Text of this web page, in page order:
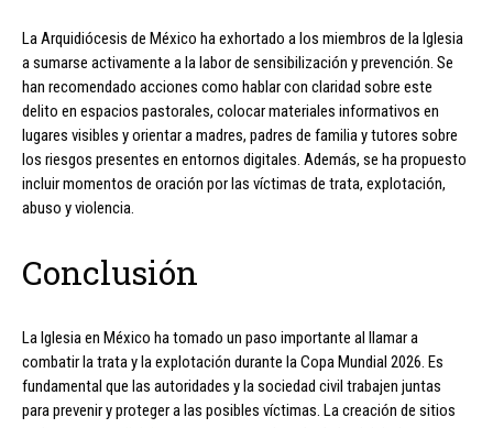
La Arquidiócesis de México ha exhortado a los miembros de la Iglesia
a sumarse activamente a la labor de sensibilización y prevención. Se
han recomendado acciones como hablar con claridad sobre este
delito en espacios pastorales, colocar materiales informativos en
lugares visibles y orientar a madres, padres de familia y tutores sobre
los riesgos presentes en entornos digitales. Además, se ha propuesto
incluir momentos de oración por las víctimas de trata, explotación,
abuso y violencia.
Conclusión
La Iglesia en México ha tomado un paso importante al llamar a
combatir la trata y la explotación durante la Copa Mundial 2026. Es
fundamental que las autoridades y la sociedad civil trabajen juntas
para prevenir y proteger a las posibles víctimas. La creación de sitios